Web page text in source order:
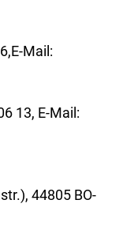
Mail:
13, E-Mail:
44805 BO-